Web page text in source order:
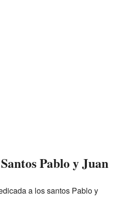
Pablo y Juan
a los santos Pablo y